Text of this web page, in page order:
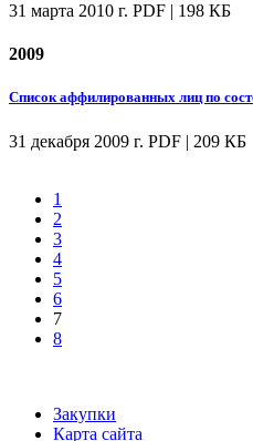
31 марта 2010 г. PDF | 198 КБ
2009
Список аффилированных лиц по
31 декабря 2009 г. PDF | 209 КБ
1
2
3
4
5
6
7
8
Закупки
Карта сайта